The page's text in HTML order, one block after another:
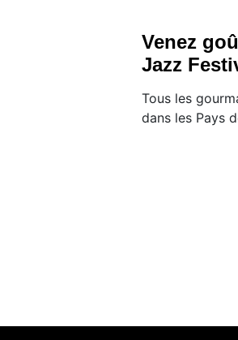
Venez
Jazz
Tous les
dans les Pays